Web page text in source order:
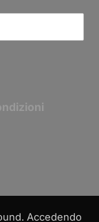
Accedendo